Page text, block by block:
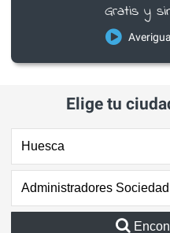
Gratis y
Elige tu